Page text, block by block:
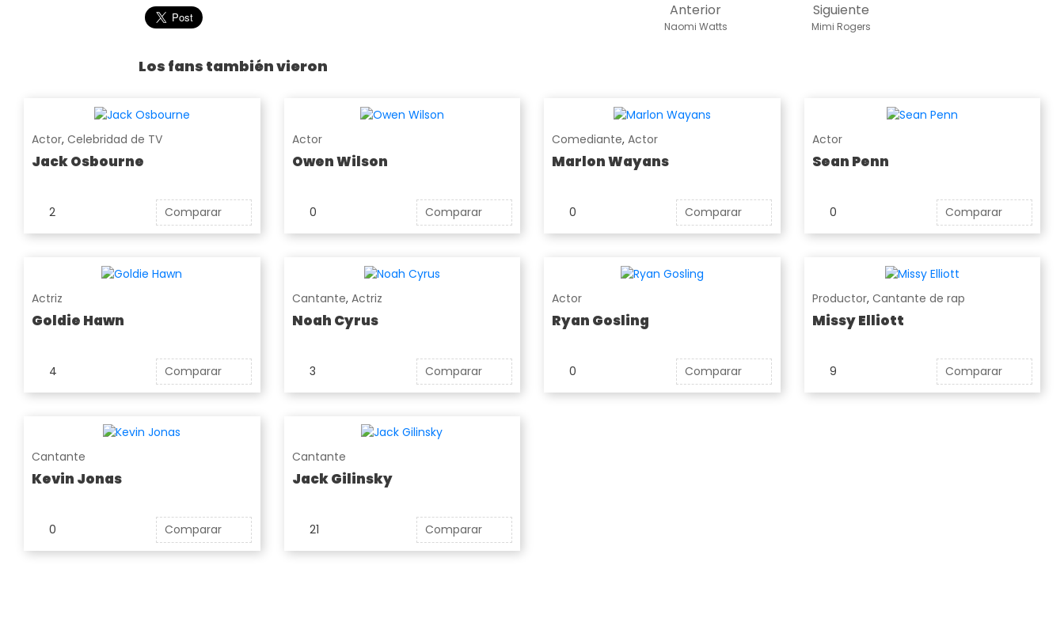
Siguiente
Mimi Rogers
Anterior
Naomi Watts
Los fans también vieron
Actor, Celebridad de TV
Jack Osbourne
2 Comparar
Actor
Owen Wilson
0 Comparar
Comediante, Actor
Marlon Wayans
0 Comparar
Actor
Sean Penn
0 Comparar
Actriz
Goldie Hawn
4 Comparar
Cantante, Actriz
Noah Cyrus
3 Comparar
Actor
Ryan Gosling
0 Comparar
Productor, Cantante de rap
Missy Elliott
9 Comparar
Cantante
Kevin Jonas
0 Comparar
Cantante
Jack Gilinsky
21 Comparar